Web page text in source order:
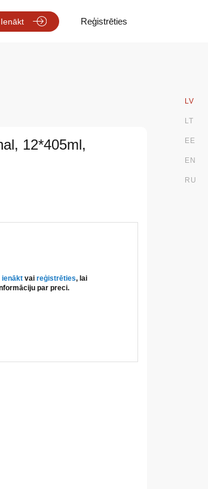
LV
LT
EE
EN
RU
Ienākt Reģistrēties
12*405ml,
ienākt vaireģistrēties, lai
par preci.